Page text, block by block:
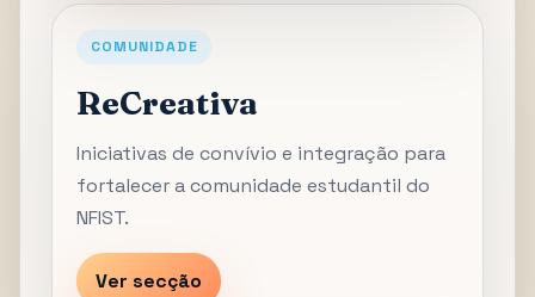
COMUNIDADE
ReCreativa
Iniciativas de convívio e integração para
fortalecer a comunidade estudantil do
NFIST.
Ver secção